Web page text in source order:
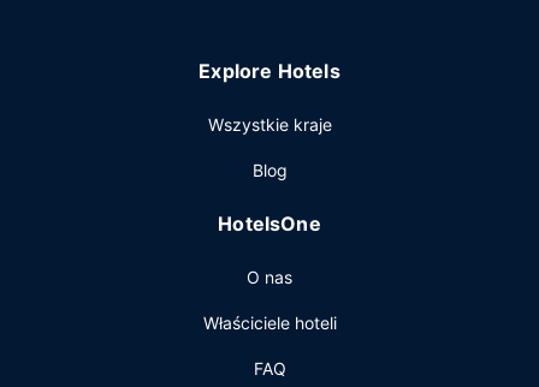
ekspresowe wymeldowanie oraz recepcja całodobowa.
Explore Hotels
Wszystkie kraje
Blog
HotelsOne
O nas
Właściciele hoteli
FAQ